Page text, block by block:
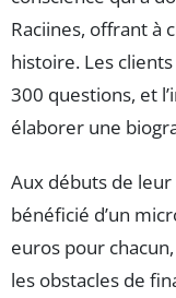
Raciines, offrant à
histoire. Les
300 questions, et
élaborer une
Aux débuts de
bénéficié d’un
euros pour
les obstacles de